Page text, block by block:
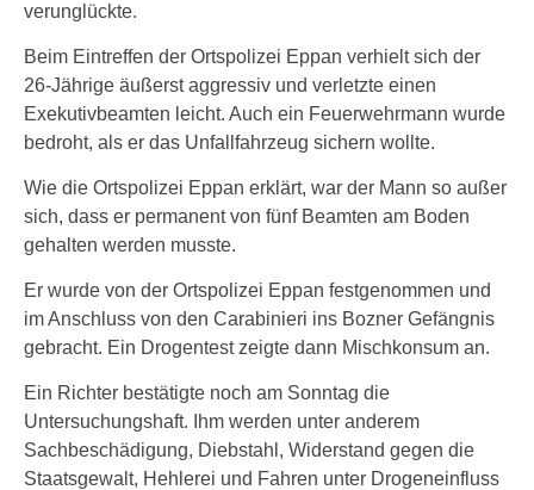
verunglückte.
Beim Eintreffen der Ortspolizei Eppan verhielt sich der
26-Jährige äußerst aggressiv und verletzte einen
Exekutivbeamten leicht. Auch ein Feuerwehrmann wurde
bedroht, als er das Unfallfahrzeug sichern wollte.
Wie die Ortspolizei Eppan erklärt, war der Mann so außer
sich, dass er permanent von fünf Beamten am Boden
gehalten werden musste.
Er wurde von der Ortspolizei Eppan festgenommen und
im Anschluss von den Carabinieri ins Bozner Gefängnis
gebracht. Ein Drogentest zeigte dann Mischkonsum an.
Ein Richter bestätigte noch am Sonntag die
Untersuchungshaft. Ihm werden unter anderem
Sachbeschädigung, Diebstahl, Widerstand gegen die
Staatsgewalt, Hehlerei und Fahren unter Drogeneinfluss